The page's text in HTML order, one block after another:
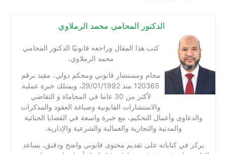
الدكتور المحامي محمد الرملاوي
كتب هذا المقال وراجعه قانونيًا الدكتور المحامي
محمد الرملاوي،
محام ومستشار قانوني ومحكم دولي، مقيد برقم
120365 منذ 29/01/1992، ويمتلك خبرة عملية
لأكثر من 30 عاما في المحاماة و التقاضي
والاستشارات القانونية وصياغة العقود والمذكرات
والدعاوى وأعمال التحكيم، مع خبرة واسعة في القضايا الجنائية
والمدنية والتجارية والعمالية والشرعية والإدارية.
يركز في كتاباته على تقديم محتوى قانوني واضح ودقيق، يساعد